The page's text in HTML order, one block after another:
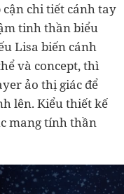
chi tiết cánh tay
tinh thần biểu
Lisa biến cánh
và concept, thì
ảo thị giác để
lên. Kiểu thiết kế
mang tính thần